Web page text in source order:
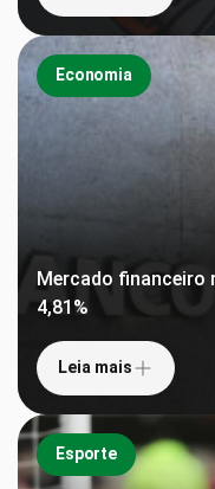
Economia
Mercado financeiro
4,81%
Leia mais
Esporte